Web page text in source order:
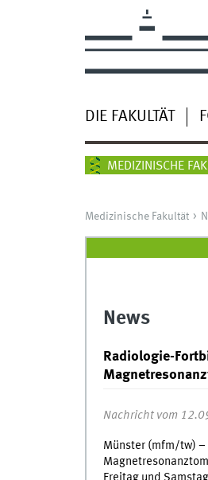
DIE FAKULTÄT
MEDIZINISCHE
Medizinische Fakultät
News
Radiologie-
Nachricht vom
Münster (mfm/tw)